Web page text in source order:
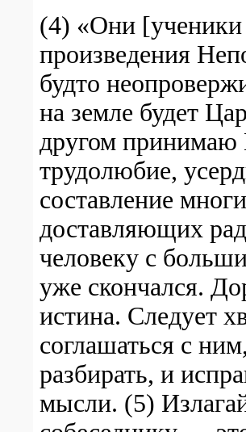
(4) «Они
произведения
будто
на земле будет
другом принимаю
трудолюбие,
составление
доставляющих
человеку с
уже скончался.
истина. Следует
соглашаться с
разбирать, и
мысли. (5)